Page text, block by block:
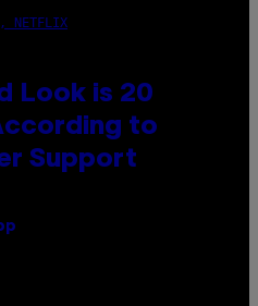
NETFLIX
Look is 20
to
Support